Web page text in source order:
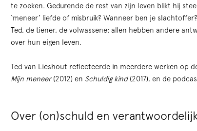
te zoeken. Gedurende de rest van zijn leven blikt hij
‘meneer’ liefde of misbruik? Wanneer ben je
Ted, de tiener, de volwassene: allen hebben andere
over hun eigen leven.
Ted van Lieshout reflecteerde in meerdere werken op
Mijn meneer(2012) en Schuldig kind(2017), en de
Over (on)schuld en